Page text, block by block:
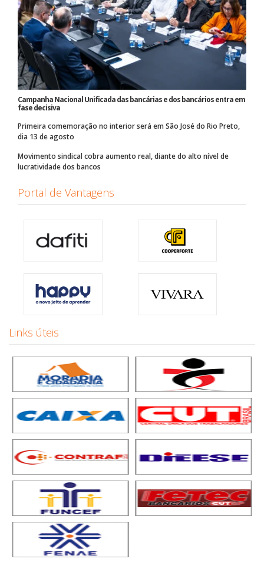
Campanha Nacional Unificada das bancárias e dos bancários entra em
fase decisiva
Primeira comemoração no interior será em São José do Rio Preto,
dia 13 de agosto
Movimento sindical cobra aumento real, diante do alto nível de
lucratividade dos bancos
Portal de Vantagens
Links úteis